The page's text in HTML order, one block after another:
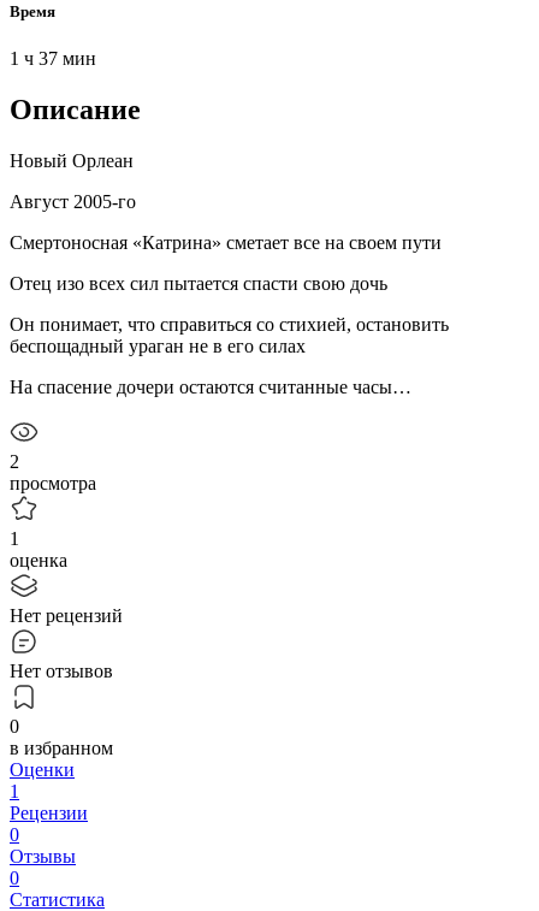
Время
1 ч 37 мин
Описание
Новый Орлеан
Август 2005-го
Смертоносная «Катрина» сметает все на своем пути
Отец изо всех сил пытается спасти свою дочь
Он понимает, что справиться со стихией, остановить
беспощадный ураган не в его силах
На спасение дочери остаются считанные часы…
2
просмотра
1
оценка
Нет рецензий
Нет отзывов
0
в избранном
Оценки
1
Рецензии
0
Отзывы
0
Статистика